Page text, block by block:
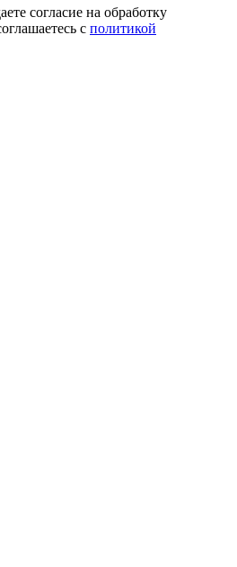
согласие на обработку
с политикой